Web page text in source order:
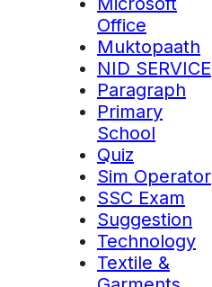
Office
Muktopaath
NID SERVICE
Paragraph
Primary
School
Quiz
Sim Operator
SSC Exam
Suggestion
Technology
Textile &